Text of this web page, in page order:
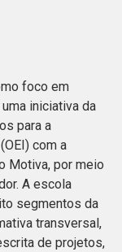
foco em
iniciativa da
para a
com a
Motiva, por meio
A escola
segmentos da
transversal,
de projetos,